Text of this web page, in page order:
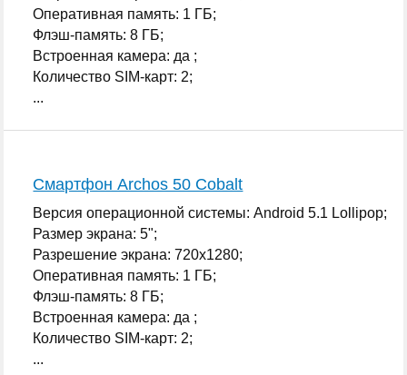
Оперативная память: 1 ГБ;
Флэш-память: 8 ГБ;
Встроенная камера: да ;
Количество SIM-карт: 2;
...
Смартфон Archos 50 Cobalt
Версия операционной системы: Android 5.1 Lollipop;
Размер экрана: 5";
Разрешение экрана: 720x1280;
Оперативная память: 1 ГБ;
Флэш-память: 8 ГБ;
Встроенная камера: да ;
Количество SIM-карт: 2;
...